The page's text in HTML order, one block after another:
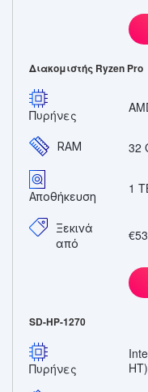
Διακομιστής Ryzen Pro
Πυρήνες
RAM 32
Αποθήκευση
1
Ξεκινά
από
SD-HP-1270
Πυρήνες
HT)